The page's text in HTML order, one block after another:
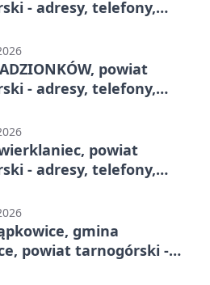
- adresy, telefony,
powiat
- adresy, telefony,
powiat
- adresy, telefony,
gmina
powiat tarnogórski -